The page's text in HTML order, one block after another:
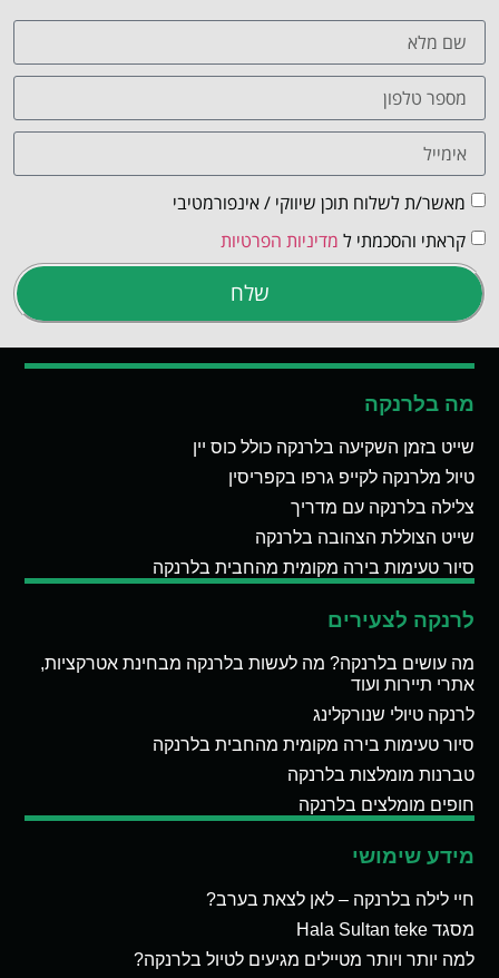
מאשר/ת לשלוח תוכן שיווקי / אינפורמטיבי
קראתי והסכמתי ל מדיניות הפרטיות
שלח
מה בלרנקה
שייט בזמן השקיעה בלרנקה כולל כוס יין
טיול מלרנקה לקייפ גרפו בקפריסין
צלילה בלרנקה עם מדריך
שייט הצוללת הצהובה בלרנקה
סיור טעימות בירה מקומית מהחבית בלרנקה
לרנקה לצעירים
מה עושים בלרנקה? מה לעשות בלרנקה מבחינת אטרקציות,
אתרי תיירות ועוד
לרנקה טיולי שנורקלינג
סיור טעימות בירה מקומית מהחבית בלרנקה
טברנות מומלצות בלרנקה
חופים מומלצים בלרנקה
מידע שימושי
חיי לילה בלרנקה – לאן לצאת בערב?
מסגד Hala Sultan teke
למה יותר ויותר מטיילים מגיעים לטיול בלרנקה?